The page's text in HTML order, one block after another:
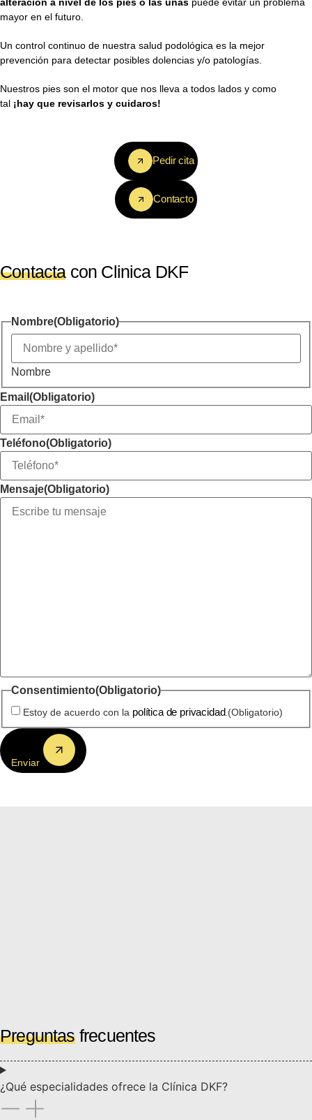
mayor en el futuro.
Un control continuo de nuestra salud podológica es la mejor
prevención para detectar posibles dolencias y/o patologías.
Nuestros pies son el motor que nos lleva a todos lados y como
tal ¡hay que revisarlos y cuidaros!
Pedir cita
Contacto
Contactacon Clinica DKF
Nombre(Obligatorio)
Nombre
Email (Obligatorio)
Teléfono(Obligatorio)
Mensaje(Obligatorio)
Consentimiento(Obligatorio)
Estoy de acuerdo con la política de privacidad.(Obligatorio)
Enviar
Preguntasfrecuentes
¿Qué especialidades ofrece la Clínica DKF?